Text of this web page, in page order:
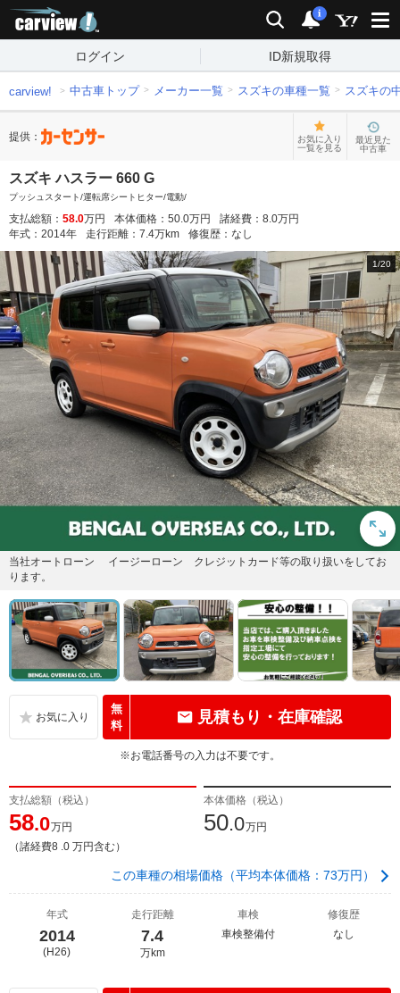
検索 通知
i
ログイン ID新規取得
carview! 中古車トップ メーカー一覧 スズキの車種一覧 スズキの
提供：
お気に入り
一覧を見る
最近見た
中古車
スズキ ハスラー 660 G
プッシュスタート/運転席シートヒター/電動/
支払総額： 58.0万円 本体価格： 50.0万円 諸経費： 8.0万円
年式： 2014年 走行距離： 7.4万km 修復歴： なし
1/20
当社オートローン イージーローン クレジットカード等の取り扱いをしてお
ります。
無
料
見積もり・在庫確認
※お電話番号の入力は不要です。
支払総額（税込）
58.0万円
（諸経費8 .0 万円含む）
本体価格（税込）
50.0万円
この車種の相場価格（平均本体価格：73万円）
年式
2014
(H26)
走行距離
7.4
万km
車検
車検整備付
修復歴
なし